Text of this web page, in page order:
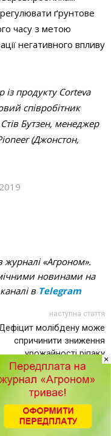
ґрунтове
часу з метою
негативного впливу
продукту Corteva
співробітник
Бутзен, менеджер
(Джонстон,
журналі «Агроном».
новинами на
в Telegram
наступна стаття
молібдену може
спричинити зниження
урожайності ріпаку
і заготівлі
×